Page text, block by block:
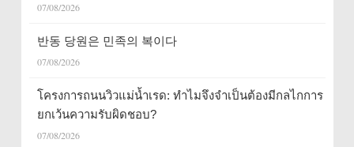
07/08/2026
반동 당원은 민족의 복이다
07/08/2026
โครงการถนนวิวแม่น้ำเรด: ทำไมจึงจำเป็นต้องมีกลไกการ
ยกเว้นความรับผิดชอบ?
07/08/2026